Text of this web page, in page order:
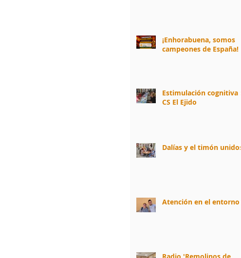
¡Enhorabuena, somos
campeones de España!
Estimulación cognitiva :
CS El Ejido
Dalías y el timón unidos.
Atención en el entorno